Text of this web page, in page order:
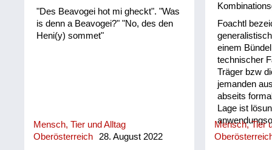
"Des Beavogei hot mi gheckt". "Was
is denn a Beavogei?" "No, des den
Heni(y) sommet"
Mensch, Tier und Alltag
Oberösterreich
28. August 2022
Foachtl
einem
technischer
Träger bzw
jemanden
abseits
Lage ist
Foachtl ist in
Mensch, Tier